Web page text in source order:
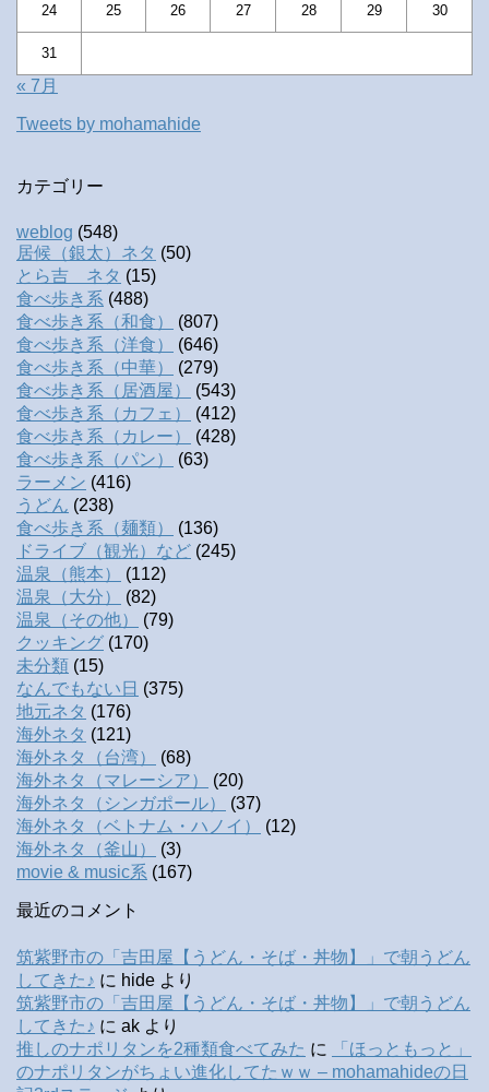
24 25 26 27 28 29 30
31
« 7月
Tweets by mohamahide
カテゴリー
weblog (548)
居候（銀太）ネタ (50)
とら吉 ネタ (15)
食べ歩き系 (488)
食べ歩き系（和食）
(807)
食べ歩き系（洋食）
(646)
食べ歩き系（中華）
(279)
食べ歩き系（居酒屋）
(543)
食べ歩き系（カフェ）
(412)
食べ歩き系（カレー）
(428)
食べ歩き系（パン）
(63)
ラーメン (416)
うどん (238)
食べ歩き系（麺類）
(136)
ドライブ（観光）など (245)
温泉（熊本）
(112)
温泉（大分）
(82)
温泉（その他）
(79)
クッキング (170)
未分類 (15)
なんでもない日 (375)
地元ネタ (176)
海外ネタ (121)
海外ネタ（台湾）
(68)
海外ネタ（マレーシア）
(20)
海外ネタ（シンガポール）
(37)
海外ネタ（ベトナム・ハノイ）
(12)
海外ネタ（釜山）
(3)
movie & music系 (167)
最近のコメント
筑紫野市の「吉田屋【うどん・そば・丼物】」で朝うどん
してきた♪ に hide より
筑紫野市の「吉田屋【うどん・そば・丼物】」で朝うどん
してきた♪ に ak より
推しのナポリタンを2種類食べてみた に
「ほっともっと」
のナポリタンがちょい進化してたｗｗ – mohamahideの日